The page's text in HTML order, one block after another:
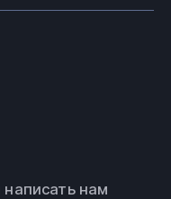
нам